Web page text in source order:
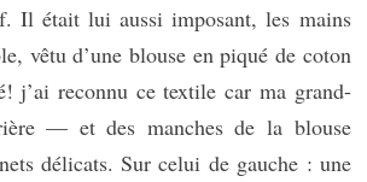
Il était lui aussi imposant, les mains
vêtu d’une blouse en piqué de coton
j’ai reconnu ce textile car ma grand-
— et des manches de la blouse
délicats. Sur celui de gauche : une